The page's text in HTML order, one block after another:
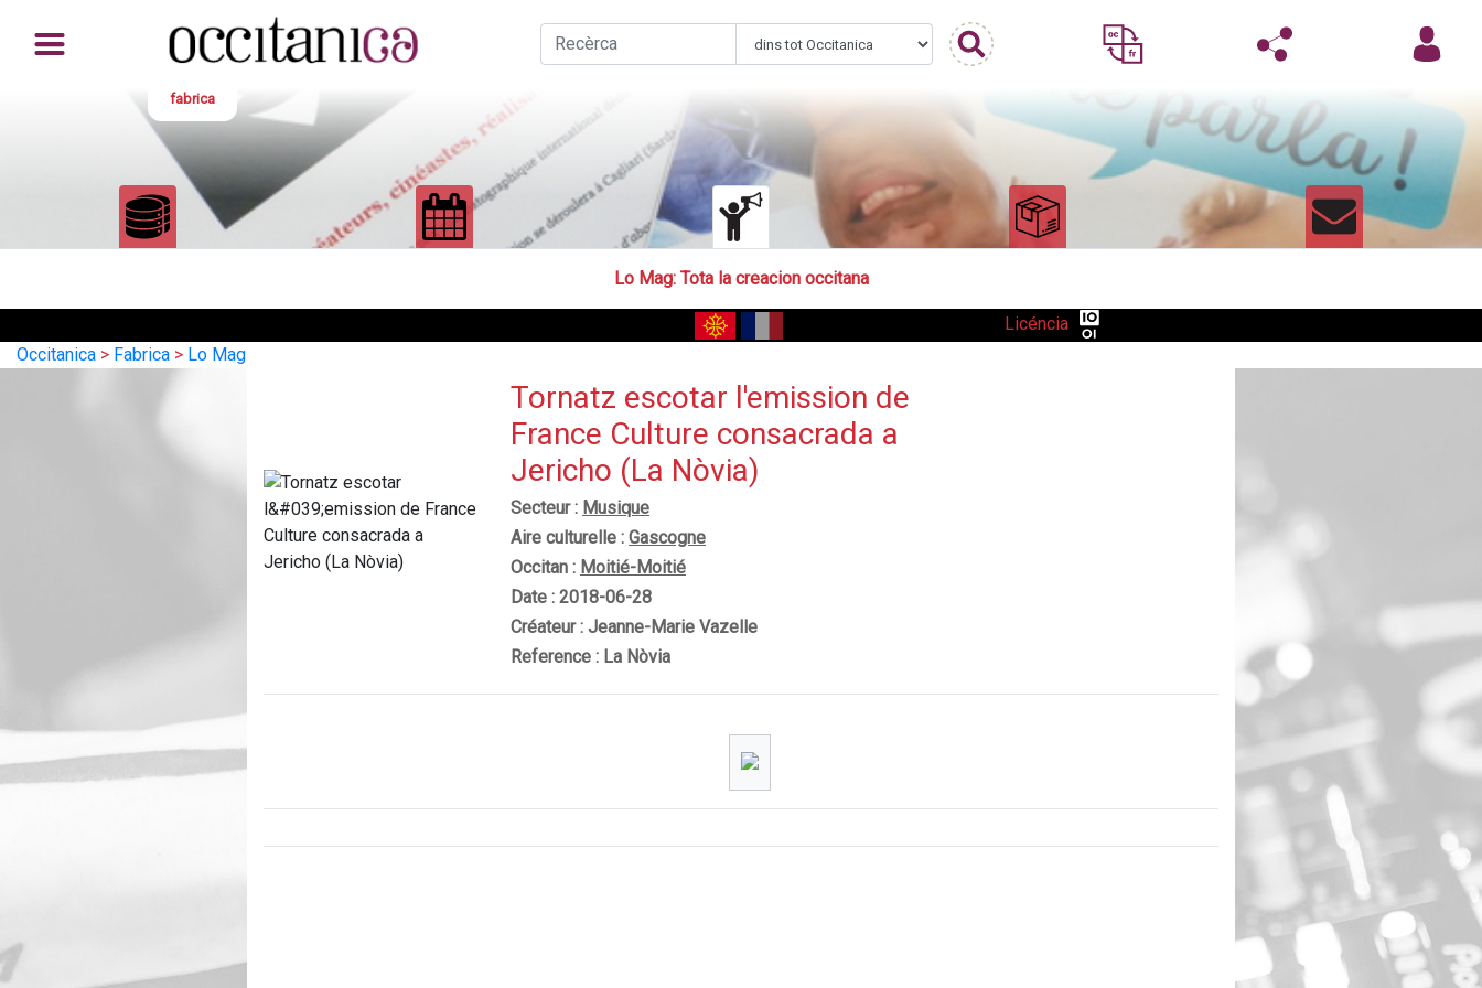
fabrica
Lo Mag: Tota la creacion occitana
Licéncia
Occitanica > Fabrica > Lo Mag
Tornatz escotar l'emission de
France Culture consacrada a
Jericho (La Nòvia)
Secteur : Musique
Aire culturelle : Gascogne
Occitan : Moitié-Moitié
Date : 2018-06-28
Créateur : Jeanne-Marie Vazelle
Reference : La Nòvia